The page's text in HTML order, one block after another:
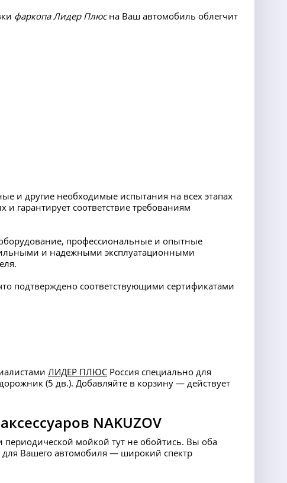
фаркопа Лидер Плюсна Ваш автомобиль облегчит
и другие необходимые испытания на всех этапах
гарантирует соответствие требованиям
профессиональные и опытные
и надежными эксплуатационными
подтверждено соответствующими сертификатами
ЛИДЕР ПЛЮС Россия специально для
(5 дв.). Добавляйте в корзину — действует
NAKUZOV
периодической мойкой тут не обойтись. Вы оба
для Вашего автомобиля — широкий спектр